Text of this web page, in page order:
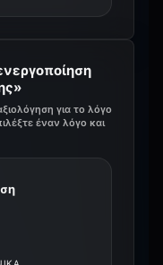
για το λόγο
έναν λόγο και